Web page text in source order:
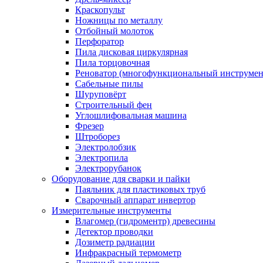
Краскопульт
Ножницы по металлу
Отбойный молоток
Перфоратор
Пила дисковая циркулярная
Пила торцовочная
Реноватор (многофункциональный
Сабельные пилы
Шуруповёрт
Строительный фен
Углошлифовальная машина
Фрезер
Штроборез
Электролобзик
Электропила
Электрорубанок
Оборудование для сварки и пайки
Паяльник для пластиковых труб
Сварочный аппарат инвертор
Измерительные инструменты
Влагомер (гидроментр) древесины
Детектор проводки
Дозиметр радиации
Инфракрасный термометр